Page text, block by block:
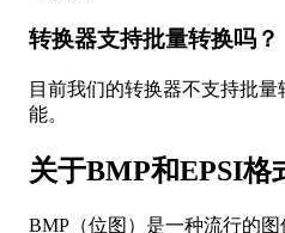
转换器支持批量转换吗？
目前我们的转换器不支持批
能。
关于BMP和EPSI格
BMP（位图）是一种流行的